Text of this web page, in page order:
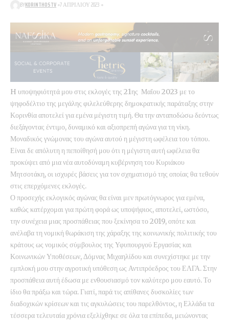
BYKORINTHOSTV 7 ΑΠΡΙΛΊΟΥ 2023
H υποψηφιότητά μου στις εκλογές της 21ης Μαΐου 2023 με το
ψηφοδέλτιο της μεγάλης φιλελεύθερης δημοκρατικής παράταξης στην
Κορινθία αποτελεί για εμένα μέγιστη τιμή. Θα την ανταποδώσω δεόντως
διεξάγοντας έντιμο, δυναμικό και αξιοπρεπή αγώνα για τη νίκη.
Μοναδικός γνώμονας του αγώνα αυτού η μέγιστη ωφέλεια του τόπου.
Είναι δε απόλυτη η πεποίθησή μου ότι η μέγιστη αυτή ωφέλεια θα
προκύψει από μια νέα αυτοδύναμη κυβέρνηση του Κυριάκου
Μητσοτάκη, οι ισχυρές βάσεις για τον σχηματισμό της οποίας θα τεθούν
στις επερχόμενες εκλογές.
Ο προσεχής εκλογικός αγώνας θα είναι μεν πρωτόγνωρος για εμένα,
καθώς κατέρχομαι για πρώτη φορά ως υποψήφιος, αποτελεί, ωστόσο,
την συνέχεια μιας προσπάθειας που ξεκίνησα το 2019, οπότε και
ανέλαβα τη νομική θωράκιση της χάραξης της κοινωνικής πολιτικής του
κράτους ως νομικός σύμβουλος της Υφυπουργού Εργασίας και
Κοινωνικών Υποθέσεων, Δόμνας Μιχαηλίδου και συνεχίστηκε με την
εμπλοκή μου στην αγροτική υπόθεση ως Αντιπρόεδρος του ΕΛΓΑ. Στην
προσπάθεια αυτή έδωσα με ενθουσιασμό τον καλύτερο μου εαυτό. Το
ίδιο θα πράξω και τώρα. Γιατί, παρά τις απίθανες δυσκολίες των
διαδοχικών κρίσεων και τις αγκυλώσεις του παρελθόντος, η Ελλάδα τα
τέσσερα τελευταία χρόνια εξελίχθηκε σε όλα τα επίπεδα, μειώνοντας